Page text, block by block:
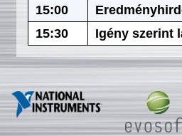
15:00
15:30
Igény szerint